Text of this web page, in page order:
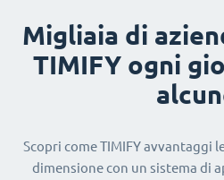
Migliaia di
TIMIFY ogni
Scopri come TIMIFY avvantaggi
dimensione con un sistema di